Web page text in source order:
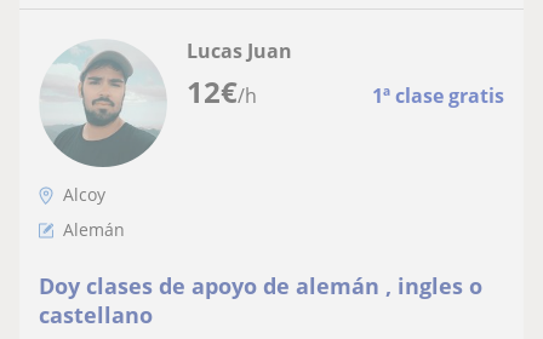
12€/h 1ª clase gratis
Lucas Juan
Alcoy
Alemán
Doy clases de apoyo de alemán , ingles o
castellano